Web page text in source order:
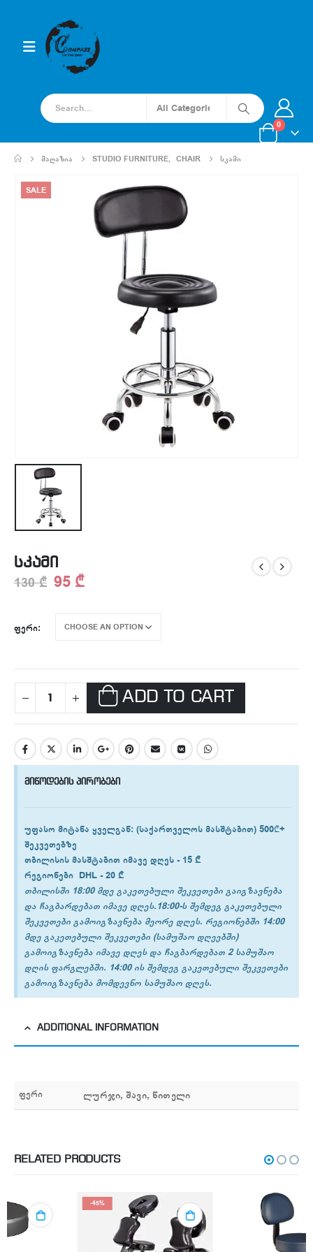
0
ᲛᲐᲦᲐᲖᲘᲐ STUDIO FURNITURE, CHAIR ᲡᲙᲐᲛᲘ
SALE
სკამი
130₾ 95 ₾
ᲤᲔᲠᲘ
ADD TO CART
მიწოდების პირობები
უფასო მიტანა ყველგან: (საქართველოს მასშტაბით) 500₾+
შეკვეთებზე
თბილისის მასშტაბით იმავე დღეს -15 ₾
რეგიონები DHL -20 ₾
თბილისში 18:00 მდე გაკეთებული შეკვეთები გაიგზავნება
და ჩაგბარდებათ იმავე დღეს.18:00-ს შემდეგ გაკეთებული
შეკვეთები გამოიგზავნება მეორე დღეს. რეგიონებში 14:00
მდე გაკეთებული შეკვეთები (სამუშაო დღეებში)
გამოიგზავნება იმავე დღეს და ჩაგბარდებათ 2 სამუშაო
დღის ფარგლებში. 14:00 ის შემდეგ გაკეთებული შეკვეთები
გამოიგზავნება მომდევნო სამუშაო დღეს.
ADDITIONAL INFORMATION
ფერი ლურჯი, შავი, წითელი
RELATED PRODUCTS
-45%